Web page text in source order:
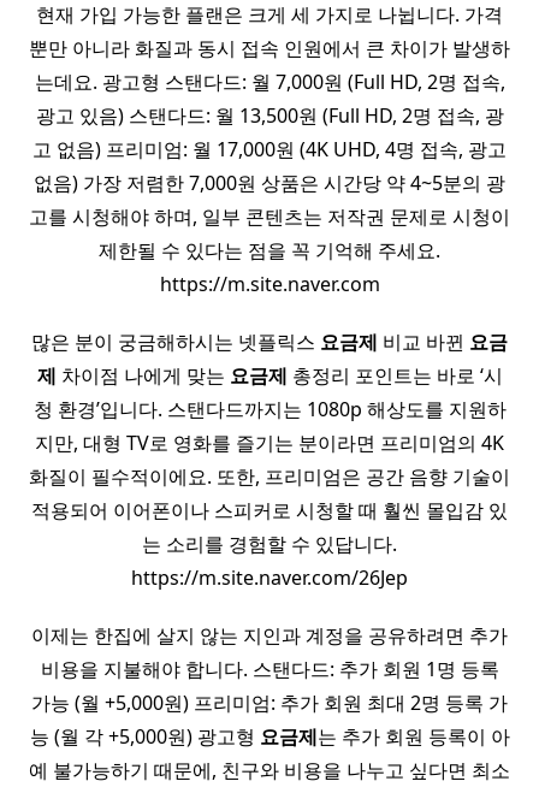
현재 가입 가능한 플랜은 크게 세 가지로 나뉩니다. 가격
뿐만 아니라 화질과 동시 접속 인원에서 큰 차이가 발생하
는데요. 광고형 스탠다드: 월 7,000원 (Full HD, 2명 접속,
광고 있음) 스탠다드: 월 13,500원 (Full HD, 2명 접속, 광
고 없음) 프리미엄: 월 17,000원 (4K UHD, 4명 접속, 광고
없음) 가장 저렴한 7,000원 상품은 시간당 약 4~5분의 광
고를 시청해야 하며, 일부 콘텐츠는 저작권 문제로 시청이
제한될 수 있다는 점을 꼭 기억해 주세요.
https://m.site.naver.com
많은 분이 궁금해하시는 넷플릭스 요금제 비교 바뀐 요금
제 차이점 나에게 맞는 요금제 총정리 포인트는 바로 ‘시
청 환경’입니다. 스탠다드까지는 1080p 해상도를 지원하
지만, 대형 TV로 영화를 즐기는 분이라면 프리미엄의 4K
화질이 필수적이에요. 또한, 프리미엄은 공간 음향 기술이
적용되어 이어폰이나 스피커로 시청할 때 훨씬 몰입감 있
는 소리를 경험할 수 있답니다.
https://m.site.naver.com/26Jep
이제는 한집에 살지 않는 지인과 계정을 공유하려면 추가
비용을 지불해야 합니다. 스탠다드: 추가 회원 1명 등록
가능 (월 +5,000원) 프리미엄: 추가 회원 최대 2명 등록 가
능 (월 각 +5,000원) 광고형 요금제는 추가 회원 등록이 아
예 불가능하기 때문에, 친구와 비용을 나누고 싶다면 최소